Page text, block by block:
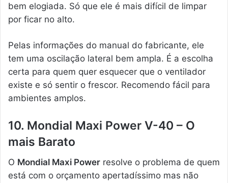
bem elogiada. Só que ele é mais difícil de limpar
por ficar no alto.
Pelas informações do manual do fabricante, ele
tem uma oscilação lateral bem ampla. É a escolha
certa para quem quer esquecer que o ventilador
existe e só sentir o frescor. Recomendo fácil para
ambientes amplos.
10. Mondial Maxi Power V-40 – O
mais Barato
O Mondial Maxi Power resolve o problema de quem
está com o orçamento apertadíssimo mas não